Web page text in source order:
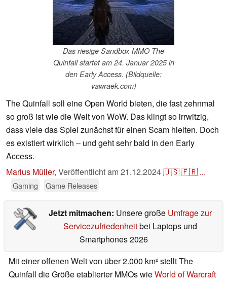
Das riesige Sandbox-MMO The
Quinfall startet am 24. Januar 2025 in
den Early Access. (Bildquelle:
vawraek.com)
The Quinfall soll eine Open World bieten, die fast zehnmal
so groß ist wie die Welt von WoW. Das klingt so irrwitzig,
dass viele das Spiel zunächst für einen Scam hielten. Doch
es existiert wirklich – und geht sehr bald in den Early
Access.
Marius Müller, Veröffentlicht am21.12.2024🇺🇸🇫🇷 ...
Gaming Game Releases
Jetzt mitmachen: Unsere große Umfrage zur
Servicezufriedenheitbei Laptops und
Smartphones 2026
Mit einer offenen Welt von über 2.000 km² stellt The
Quinfall die Größe etablierter MMOs wieWorld of Warcraft